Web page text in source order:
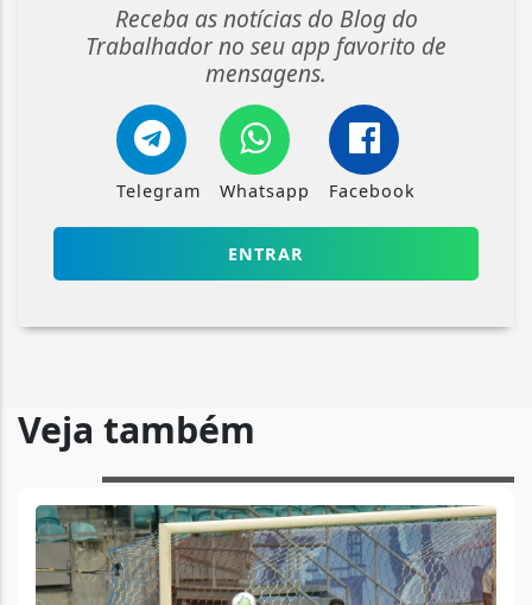
Receba as notícias do Blog do
Trabalhador no seu app favorito de
mensagens.
Telegram Whatsapp Facebook
ENTRAR
Veja também